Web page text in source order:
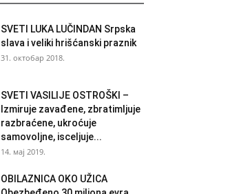
SVETI LUKA LUČINDAN Srpska
slava i veliki hrišćanski praznik
31. октобар 2018.
SVETI VASILIJE OSTROŠKI –
Izmiruje zavađene, zbratimljuje
razbraćene, ukroćuje
samovoljne, isceljuje...
14. мај 2019.
OBILAZNICA OKO UŽICA